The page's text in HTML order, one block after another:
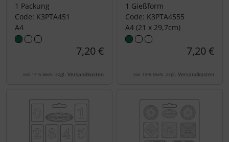
1 Packung
Code: K3PTA451
A4
7,20 €
inkl. 19 % MwSt. zzgl. Versandkosten
1 Gießform
Code: K3PTA4555
A4 (21 x 29,7cm)
7,20 €
inkl. 19 % MwSt. zzgl. Versandkosten